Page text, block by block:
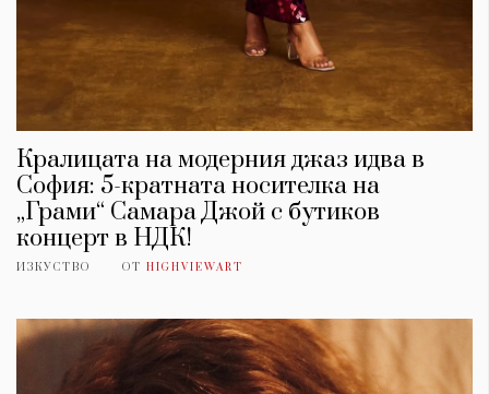
Кралицата на модерния джаз идва в
София: 5-кратната носителка на
„Грами“ Самара Джой с бутиков
концерт в НДК!
ИЗКУСТВО ОТ HIGHVIEWART